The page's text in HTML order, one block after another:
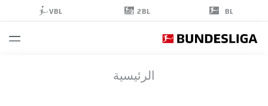
BL
2BL
VBL
الرئيسية